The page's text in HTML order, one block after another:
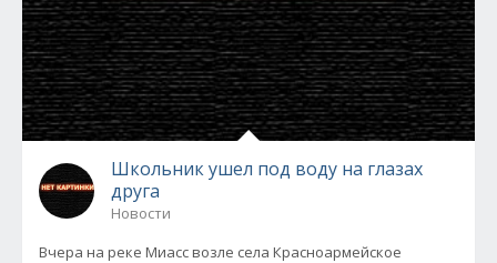
Школьник ушел под воду на глазах
друга
Новости
Вчера на реке Миасс возле села Красноармейское